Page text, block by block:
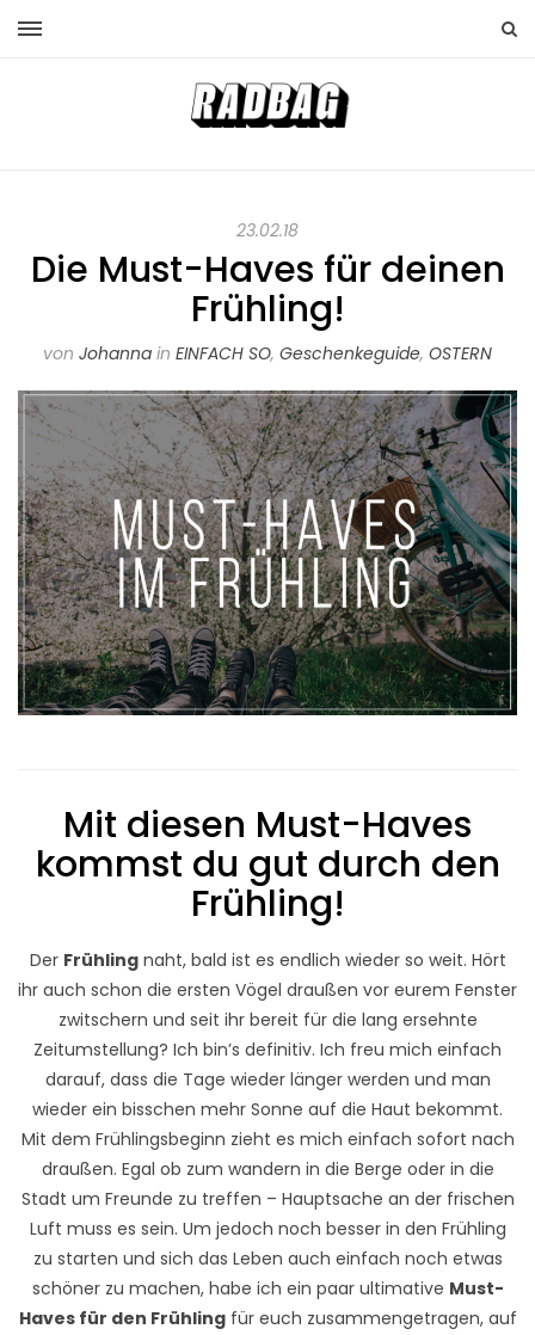
23.02.18
Die Must-Haves für deinen
Frühling!
von Johanna in EINFACH SO, Geschenkeguide, OSTERN
Mit diesen Must-Haves
kommst du gut durch den
Frühling!
Der Frühlingnaht, bald ist es endlich wieder so weit. Hört
ihr auch schon die ersten Vögel draußen vor eurem Fenster
zwitschern und seit ihr bereit für die lang ersehnte
Zeitumstellung? Ich bin’s definitiv. Ich freu mich einfach
darauf, dass die Tage wieder länger werden und man
wieder ein bisschen mehr Sonne auf die Haut bekommt.
Mit dem Frühlingsbeginn zieht es mich einfach sofort nach
draußen. Egal ob zum wandern in die Berge oder in die
Stadt um Freunde zu treffen – Hauptsache an der frischen
Luft muss es sein. Um jedoch noch besser in den Frühling
zu starten und sich das Leben auch einfach noch etwas
schöner zu machen, habe ich ein paar ultimative Must-
Haves für den Frühlingfür euch zusammengetragen, auf